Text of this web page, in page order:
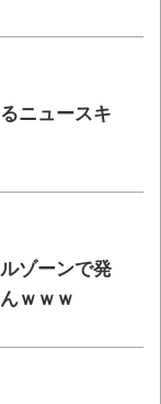
ニュースキ
ゾーンで発
ｗｗｗ